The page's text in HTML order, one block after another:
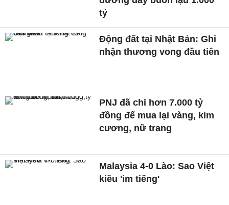
tỷ
Động đất tại Nhật Bản: Ghi
nhận thương vong đầu tiên
PNJ đã chi hơn 7.000 tỷ
đồng để mua lại vàng, kim
cương, nữ trang
Malaysia 4-0 Lào: Sao Việt
kiều 'im tiếng'